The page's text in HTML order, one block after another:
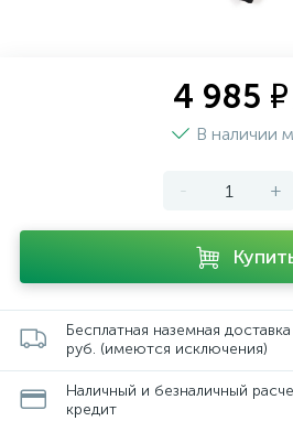
4 985 ₽
В наличии
- +
Бесплатная наземная
руб. (имеются исключения)
Наличный и безналичный
кредит